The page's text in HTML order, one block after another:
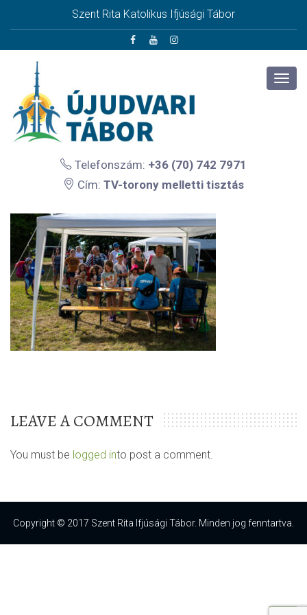
Szent Rita Katolikus Ifjúsági Tábor
Telefonszám: +36 (70) 742 7971
Cím: TV-torony melletti tisztás
LEAVE A COMMENT
You must be logged into post a comment.
Copyright © 2017 Szent Rita Ifjúsági Tábor. Minden jog fenntartva.